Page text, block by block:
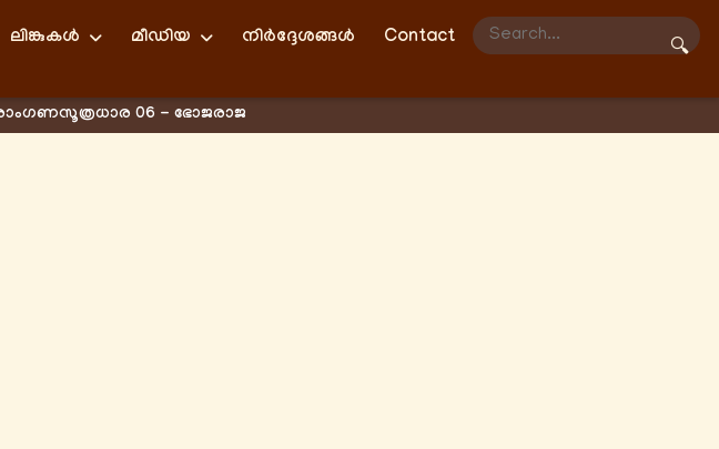
ലിങ്കുകള്‍ മീഡിയ നിർദ്ദേശങ്ങൾ Contact
🔍
06 - ഭോജരാജ